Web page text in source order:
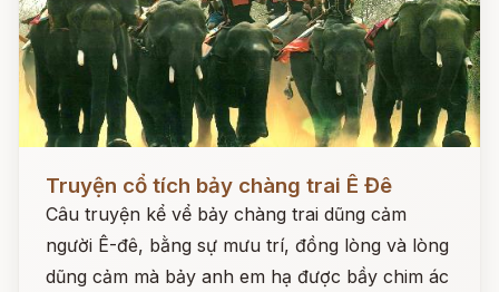
Truyện cổ tích bảy chàng trai Ê Đê
Câu truyện kể vể bảy chàng trai dũng cảm
người Ê-đê, bằng sự mưu trí, đồng lòng và lòng
dũng cảm mà bảy anh em hạ được bầy chim ác